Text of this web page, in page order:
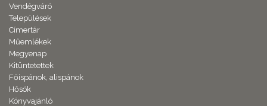
Vendégváró
Települések
Címertár
Műemlékek
Megyenap
Kitüntetettek
Főispánok, alispánok
Hősök
Könyvajánló